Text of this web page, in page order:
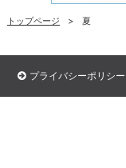
トップページ 夏
プライバシーポリシー